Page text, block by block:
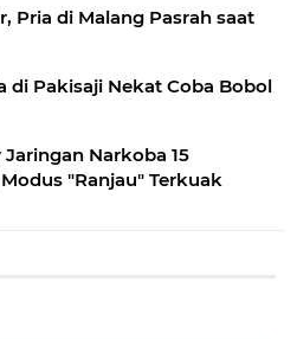
Pria di Malang Pasrah saat
di Pakisaji Nekat Coba Bobol
Narkoba 15
"Ranjau" Terkuak